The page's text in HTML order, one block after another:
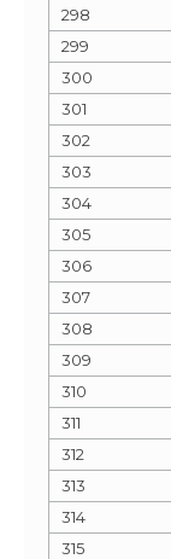
298
299
300
301
302
303
304
305
306
307
308
309
310
311
312
313
314
315